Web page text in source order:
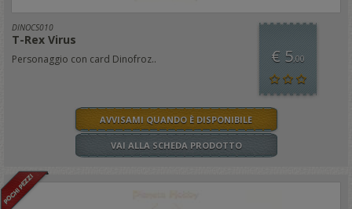
DINOCS010
T-Rex Virus
Personaggio con card Dinofroz.. € 5,00
AVVISAMI QUANDO È DISPONIBILE
VAI ALLA SCHEDA PRODOTTO